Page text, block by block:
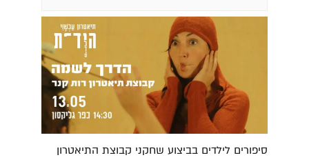
סיפורים לילדים בביצוע שחקני קבוצת התיאטרון